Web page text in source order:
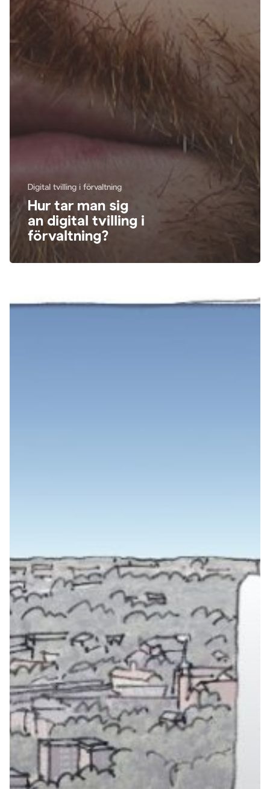
Digital tvilling i förvaltning
Hur tar man sig
an digital tvilling i
förvaltning?